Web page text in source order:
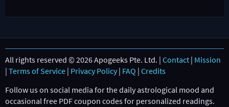
All rights reserved © 2026 Apogeeks Pte. Ltd. | Contact | Mission
| Terms of Service | Privacy Policy| FAQ | Credits
Follow us on social media for the daily astrological mood and
occasional free PDF coupon codes for personalized readings.